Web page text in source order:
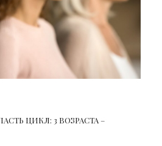
ЦИКЛ: 3 ВОЗРАСТА –